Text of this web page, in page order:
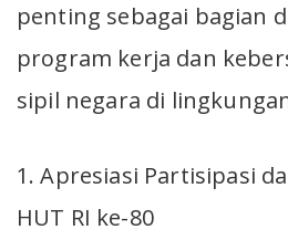
penting sebagai bagian
program kerja dan
sipil negara di
1. Apresiasi Partisipasi
HUT RI ke-80